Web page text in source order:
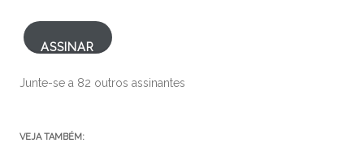
ASSINAR
Junte-se a 82 outros assinantes
VEJA TAMBÉM: